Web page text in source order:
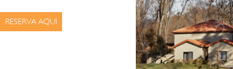
RESERVA AQUI